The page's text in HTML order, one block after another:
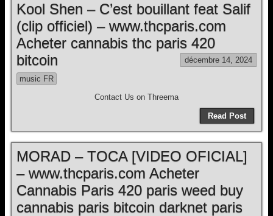
Kool Shen – C’est bouillant feat Salif
(clip officiel) – www.thcparis.com
Acheter cannabis thc paris 420
bitcoin
décembre 14, 2024
music FR
Contact Us on Threema
Read Post
MORAD – TOCA [VIDEO OFICIAL]
– www.thcparis.com Acheter
Cannabis Paris 420 paris weed buy
cannabis paris bitcoin darknet paris